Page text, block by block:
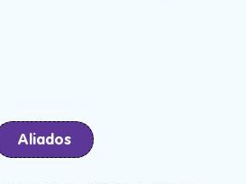
Aliados